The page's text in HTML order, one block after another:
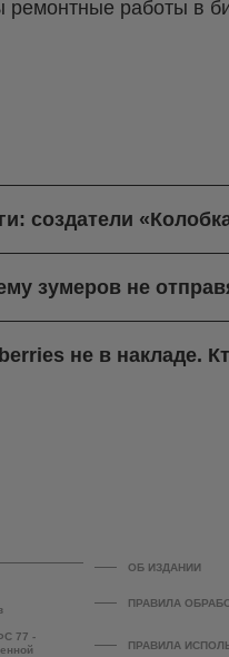
ремонтные работы в
создатели
зумеров не
не в накладе.
77 -
ОБ ИЗДАНИИ
ПРАВИЛА
ПРАВИЛА